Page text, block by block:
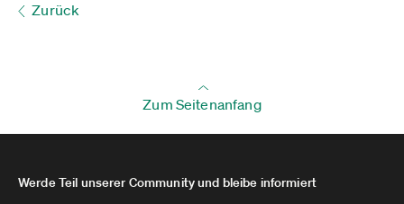
Zurück
Zum Seitenanfang
Werde Teil unserer Community und bleibe informiert